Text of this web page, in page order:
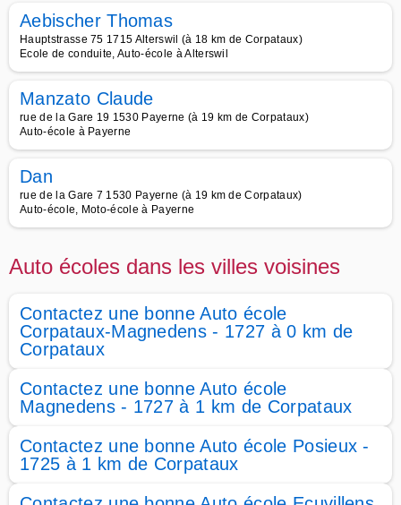
Aebischer Thomas
Hauptstrasse 75 1715 Alterswil (à 18 km de Corpataux)
Ecole de conduite, Auto-école à Alterswil
Manzato Claude
rue de la Gare 19 1530 Payerne (à 19 km de Corpataux)
Auto-école à Payerne
Dan
rue de la Gare 7 1530 Payerne (à 19 km de Corpataux)
Auto-école, Moto-école à Payerne
Auto écoles dans les villes voisines
Contactez une bonne Auto école
Corpataux-Magnedens - 1727 à 0 km de
Corpataux
Contactez une bonne Auto école
Magnedens - 1727 à 1 km de Corpataux
Contactez une bonne Auto école Posieux -
1725 à 1 km de Corpataux